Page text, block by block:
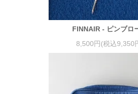
FINNAIR - ピンブロ
8,500円(税込9,350